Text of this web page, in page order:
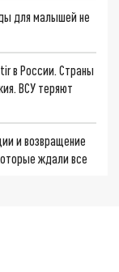
для малышей не
в России. Страны
ВСУ теряют
и возвращение
ждали все